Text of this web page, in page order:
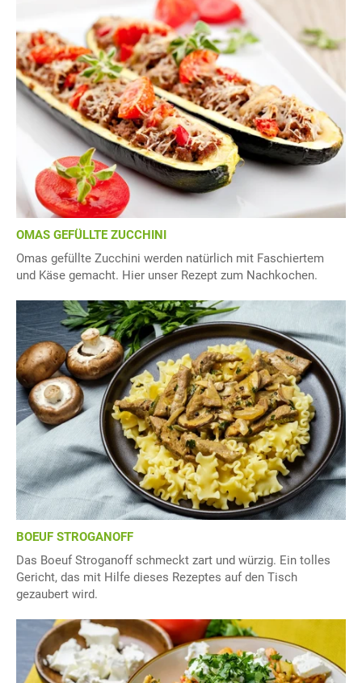
OMAS GEFÜLLTE ZUCCHINI
Omas gefüllte Zucchini werden natürlich mit Faschiertem
und Käse gemacht. Hier unser Rezept zum Nachkochen.
BOEUF STROGANOFF
Das Boeuf Stroganoff schmeckt zart und würzig. Ein tolles
Gericht, das mit Hilfe dieses Rezeptes auf den Tisch
gezaubert wird.